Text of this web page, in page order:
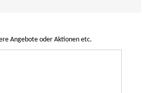
Angebote oder Aktionen etc.